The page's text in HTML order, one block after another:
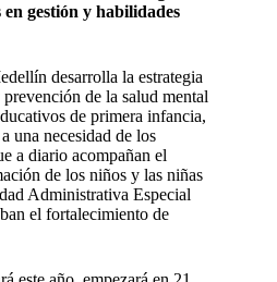
gestión y habilidades
desarrolla la estrategia
de la salud mental
de primera infancia,
una necesidad de los
a diario acompañan el
de los niños y las niñas
Administrativa Especial
el fortalecimiento de